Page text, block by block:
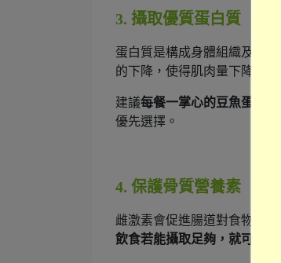
3. 攝取優質蛋白質
蛋白質是構成身體組織及荷
的下降，使得肌肉量下降，
建議每餐一掌心的豆魚蛋肉類
優先選擇。
4. 保護骨質營養素
雌激素會促進腸道對食物中
飲食若能攝取足夠，就可以